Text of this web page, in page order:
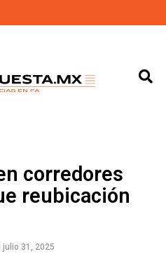
corredores
reubicación
julio 31, 2025